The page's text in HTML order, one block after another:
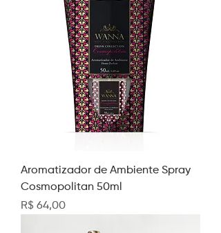
Aromatizador de Ambiente Spray
Cosmopolitan 50ml
Preço
R$ 64,00